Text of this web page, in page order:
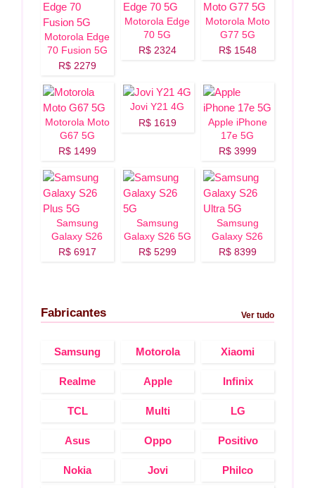
Motorola Edge
70 Fusion 5G
R$ 2279
Motorola Edge
70 5G
R$ 2324
Motorola Moto
G77 5G
R$ 1548
Motorola Moto
G67 5G
R$ 1499
Jovi Y21 4G
R$ 1619
Apple iPhone
17e 5G
R$ 3999
Samsung
Galaxy S26
Plus 5G
R$ 6917
Samsung
Galaxy S26 5G
R$ 5299
Samsung
Galaxy S26
Ultra 5G
R$ 8399
Fabricantes Ver tudo
Samsung Motorola Xiaomi
Realme Apple Infinix
TCL Multi LG
Asus Oppo Positivo
Nokia Jovi Philco